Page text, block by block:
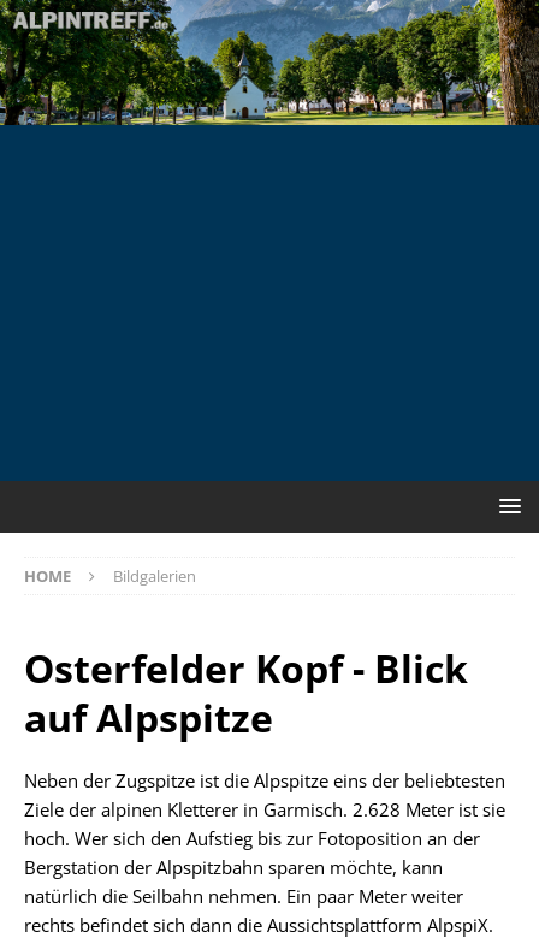
HOME Bildgalerien
Osterfelder Kopf - Blick
auf Alpspitze
Neben der Zugspitze ist die Alpspitze eins der beliebtesten
Ziele der alpinen Kletterer in Garmisch. 2.628 Meter ist sie
hoch. Wer sich den Aufstieg bis zur Fotoposition an der
Bergstation der Alpspitzbahn sparen möchte, kann
natürlich die Seilbahn nehmen. Ein paar Meter weiter
rechts befindet sich dann die Aussichtsplattform AlpspiX.